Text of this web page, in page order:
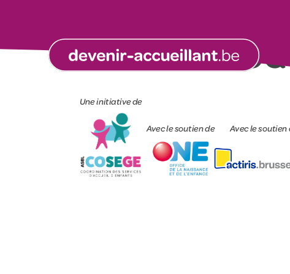
SAE LE
Une initiative de
Avec le soutien de Avec le soutien